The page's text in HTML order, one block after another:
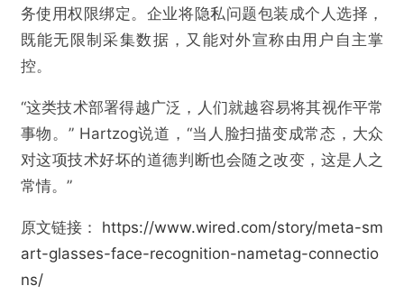
务使用权限绑定。企业将隐私问题包装成个人选择，
既能无限制采集数据，又能对外宣称由用户自主掌
控。
“这类技术部署得越广泛，人们就越容易将其视作平常
事物。” Hartzog说道，“当人脸扫描变成常态，大众
对这项技术好坏的道德判断也会随之改变，这是人之
常情。”
原文链接： https://www.wired.com/story/meta-sm
art-glasses-face-recognition-nametag-connectio
ns/